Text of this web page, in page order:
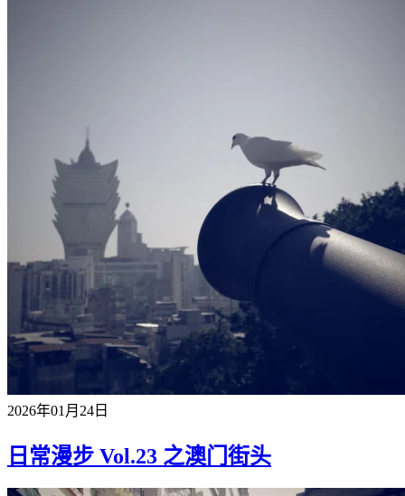
2026年01月24日
日常漫步 Vol.23 之澳门街头